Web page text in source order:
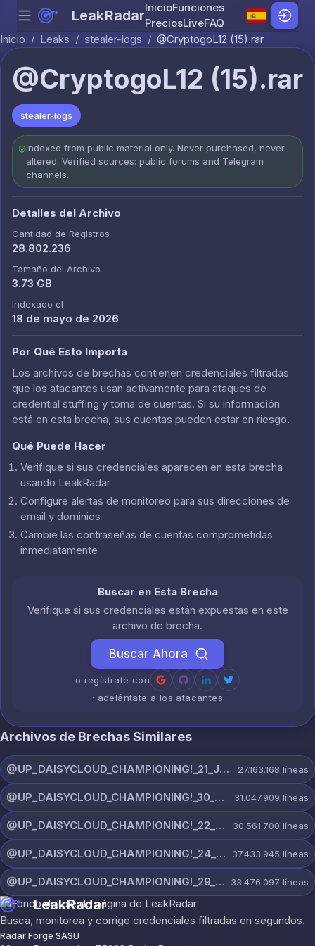
Skip to content
Menu LeakRadarInicioFunciones
PreciosLiveFAQ
Inicio / Leaks / stealer-logs / @CryptogoL12 (15).rar
@CryptogoL12 (15).rar
stealer-logs
Indexed from public material only. Never purchased, never
altered. Verified sources: public forums and Telegram
channels.
Detalles del Archivo
Cantidad de Registros
28.802.236
Tamaño del Archivo
3.73 GB
Indexado el
18 de mayo de 2026
Por Qué Esto Importa
Los archivos de brechas contienen credenciales filtradas
que los atacantes usan activamente para ataques de
credential stuffing y toma de cuentas. Si su información
está en esta brecha, sus cuentas pueden estar en riesgo.
Qué Puede Hacer
Verifique si sus credenciales aparecen en esta brecha
usando LeakRadar
Configure alertas de monitoreo para sus direcciones de
email y dominios
Cambie las contraseñas de cuentas comprometidas
inmediatamente
Buscar en Esta Brecha
Verifique si sus credenciales están expuestas en este
archivo de brecha.
Buscar Ahora
o regístrate con
· adelántate a los atacantes
Archivos de Brechas Similares
@UP_DAISYCLOUD_CHAMPIONING!_21_JULY_5150_ON_CHANNEL.rar 27.163.168 líneas
@UP_DAISYCLOUD_CHAMPIONING!_30_JULY_5378_ON_CHANNEL.rar 31.047.909 líneas
@UP_DAISYCLOUD_CHAMPIONING!_22_JULY_5828_ON_CHANNEL.rar 30.561.700 líneas
@UP_DAISYCLOUD_CHAMPIONING!_24_JULY_5440_ON_CHANNEL.rar 37.433.945 líneas
@UP_DAISYCLOUD_CHAMPIONING!_29_JULY_5829_ON_CHANNEL.rar 33.476.097 líneas
LeakRadar
Busca, monitorea y corrige credenciales filtradas en segundos.
Radar Forge SASU